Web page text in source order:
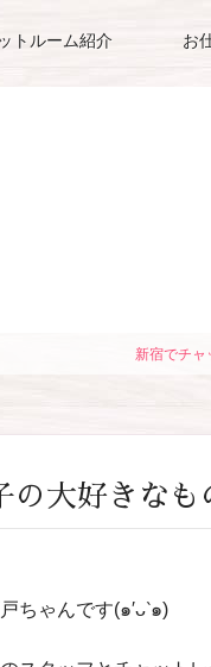
トルーム紹介 お
新宿でチャ
の大好きな
ちゃんです(๑′ᴗ‵๑)